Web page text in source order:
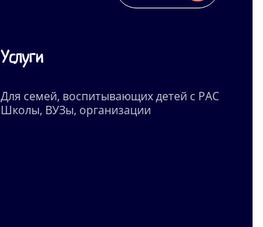
Услуги
Для семей, воспитывающих детей с РАС
Школы, ВУЗы, организации